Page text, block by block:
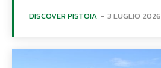
DISCOVER PISTOIA - 3 LUGLIO 2026